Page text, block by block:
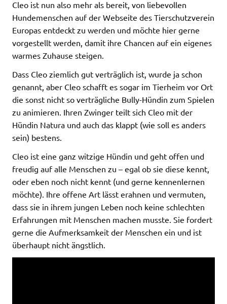
Cleo ist nun also mehr als bereit, von liebevollen
Hundemenschen auf der Webseite des Tierschutzverein
Europas entdeckt zu werden und möchte hier gerne
vorgestellt werden, damit ihre Chancen auf ein eigenes
warmes Zuhause steigen.
Dass Cleo ziemlich gut verträglich ist, wurde ja schon
genannt, aber Cleo schafft es sogar im Tierheim vor Ort
die sonst nicht so verträgliche Bully-Hündin zum Spielen
zu animieren. Ihren Zwinger teilt sich Cleo mit der
Hündin Natura und auch das klappt (wie soll es anders
sein) bestens.
Cleo ist eine ganz witzige Hündin und geht offen und
freudig auf alle Menschen zu – egal ob sie diese kennt,
oder eben noch nicht kennt (und gerne kennenlernen
möchte). Ihre offene Art lässt erahnen und vermuten,
dass sie in ihrem jungen Leben noch keine schlechten
Erfahrungen mit Menschen machen musste. Sie fordert
gerne die Aufmerksamkeit der Menschen ein und ist
überhaupt nicht ängstlich.